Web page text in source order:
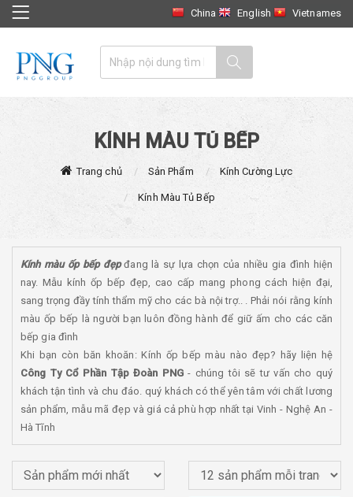
China English Vietnames
KÍNH MÀU TỦ BẾP
Trang chủ Sản Phẩm Kính Cường Lực
Kính Màu Tủ Bếp
Kính màu ốp bếp đẹpđang là sự lựa chọn của nhiều gia đình hiện
nay. Mẫu kính ốp bếp đẹp, cao cấp mang phong cách hiện đại,
sang trọng đầy tính thẩm mỹ cho các bà nội trợ.. . Phải nói rằng kính
màu ốp bếp là người bạn luôn đồng hành để giữ ấm cho các căn
bếp gia đình
Khi bạn còn băn khoăn: Kính ốp bếp màu nào đẹp? hãy liện hệ
Công Ty Cổ Phần Tập Đoàn PNG - chúng tôi sẽ tư vấn cho quý
khách tận tình và chu đáo. quý khách có thể yên tâm với chất lương
sản phẩm, mẫu mã đẹp và giá cả phù hợp nhất tại Vinh - Nghệ An -
Hà Tĩnh